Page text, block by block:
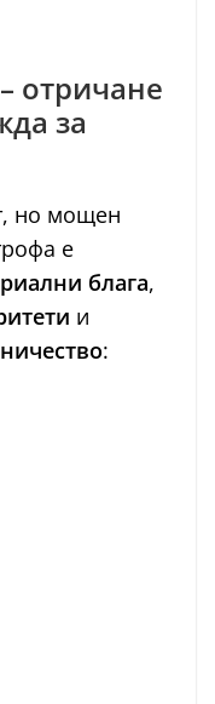
отричане
за
но мощен
е
блага,
и
: